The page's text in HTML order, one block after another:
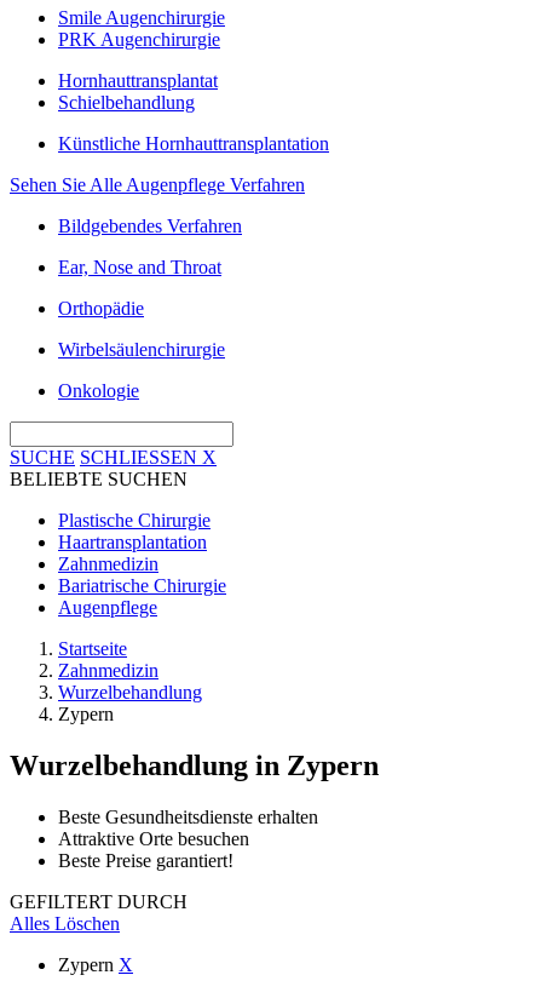
Smile Augenchirurgie
PRK Augenchirurgie
Hornhauttransplantat
Schielbehandlung
Künstliche Hornhauttransplantation
Sehen Sie Alle Augenpflege Verfahren
Bildgebendes Verfahren
Ear, Nose and Throat
Orthopädie
Wirbelsäulenchirurgie
Onkologie
SUCHE SCHLIESSEN X
BELIEBTE SUCHEN
Plastische Chirurgie
Haartransplantation
Zahnmedizin
Bariatrische Chirurgie
Augenpflege
Startseite
Zahnmedizin
Wurzelbehandlung
Zypern
Wurzelbehandlung in Zypern
Beste Gesundheitsdienste erhalten
Attraktive Orte besuchen
Beste Preise garantiert!
GEFILTERT DURCH
Alles Löschen
Zypern X